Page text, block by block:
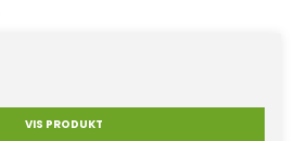
VIS PRODUKT